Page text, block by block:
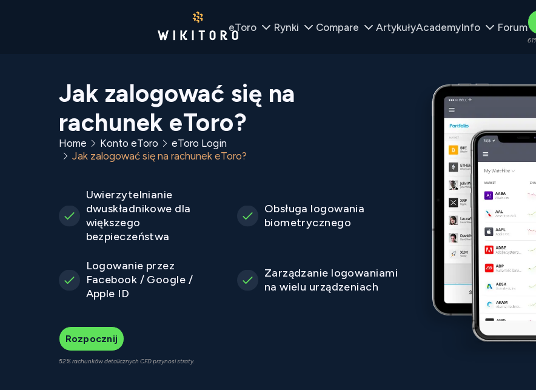
eToro Rynki Compare ArtykułyAcademyInfo Forum
Jak zalogować się na
rachunek eToro?
Home Konto eToro
eToro Login
Jak zalogować się na rachunek eToro?
Uwierzytelnianie
dwuskładnikowe dla
większego
bezpieczeństwa
Obsługa logowania
biometrycznego
Logowanie przez
Facebook / Google /
Apple ID
Zarządzanie logowaniami
na wielu urządzeniach
Rozpocznij
52% rachunków detalicznych CFD przynosi straty.